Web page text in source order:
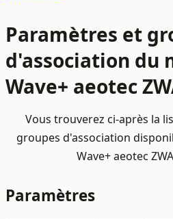
Paramètres et
d'association du
Wave+ aeotec
Vous trouverez ci-après la
groupes d'association
Wave+ aeotec
Paramètres